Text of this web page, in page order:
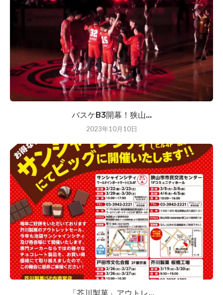
バスケB3開幕！狭山...
2023年10月10日